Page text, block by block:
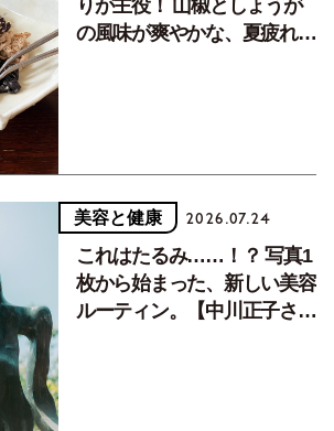
りが主役！ 山椒としょうが
の風味が爽やかな、夏疲れを
美容と健康 2026.07.24
これはたるみ……！？ 写真1
枚から始まった、新しい美容
ルーティン。【中川正子さん